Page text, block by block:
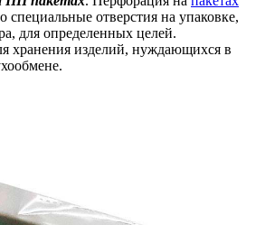
специальные отверстия на упаковке,
для определенных целей.
хранения изделий, нуждающихся в